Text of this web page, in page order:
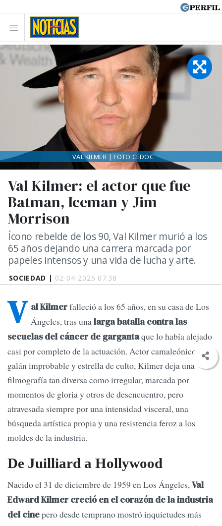
SOCIEDAD | 02-04-2025 07:38
Val Kilmer: el actor que fue
Batman, Iceman y Jim
Morrison
Ícono rebelde de los 90, Val Kilmer murió a los
65 años dejando una carrera marcada por
papeles intensos y una vida de lucha y arte.
VAL KILMER | FOTO:CEDOC
V al Kilmerfalleció a los 65 años, en su casa de Los
Ángeles, tras unalarga batalla contra las
secuelas del cáncer de gargantaque lo había alejado
casi por completo de la actuación. Actor camaleónico,
galán improbable y estrella de culto, Kilmer deja una
filmografía tan diversa como irregular, marcada por
momentos de gloria y otros de desencuentro, pero
atravesada siempre por una intensidad visceral, una
búsqueda artística propia y una resistencia feroz a los
moldes de la industria.
De Juilliard a Hollywood
Nacido el 31 de diciembre de 1959 en Los Ángeles,Val
Edward Kilmer creció en el corazón de la industria
del cinepero desde temprano mostró inquietudes más